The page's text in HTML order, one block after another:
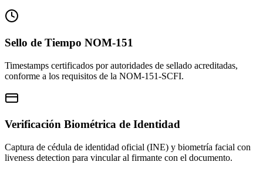
Sello de Tiempo NOM-151
Timestamps certificados por autoridades de sellado acreditadas,
conforme a los requisitos de la NOM-151-SCFI.
Verificación Biométrica de Identidad
Captura de cédula de identidad oficial (INE) y biometría facial con
liveness detection para vincular al firmante con el documento.